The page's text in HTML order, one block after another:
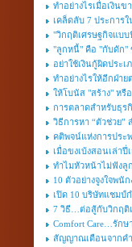
ทำอย่างไรเมื่อเงินข
เคล็ดลับ 7 ประการ
"วิกฤติเศรษฐกิจแบ
"ลูกหนี้" คือ "กับดัก"
อย่าใช้เงินกู้ผิดประเ
ทำอย่างไรให้อีกฝ่าย
ให้โบนัส "สร้าง" หรื
การตลาดสำหรับธุร
วิธีการหา “ตัวช่วย
คติพจน์แห่งการปร
เมื่อขงเบ้งสอนเล่าปี่
ทำไมหัวหน้าไม่ฟังลู
10 ตัวอย่างจูงใจพนั
เปิด 10 บริษัทแชมป์
7 วิธี…ต่อสู้กับวิกฤติ
Comfort Care…รักษ
สัญญาณเตือนจากค